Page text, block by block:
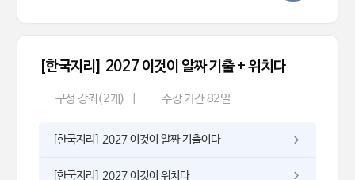
[한국지리] 2027 이것이 알짜 기출 + 위치다
구성 강좌(2개) 수강 기간 82일
[한국지리] 2027 이것이 알짜 기출이다
[한국지리] 2027 이것이 위치다